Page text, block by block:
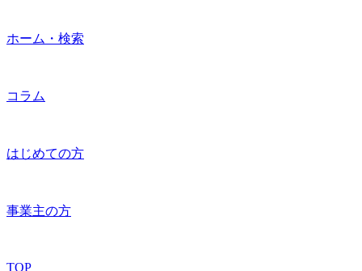
ホーム・検索
コラム
はじめての方
事業主の方
TOP